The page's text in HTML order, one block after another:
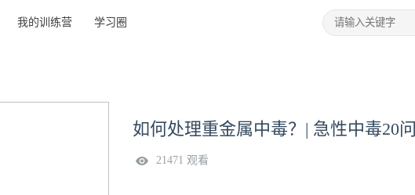
我的训练营 学习圈
如何处理重金属中毒？| 急性中毒20问
21471 观看